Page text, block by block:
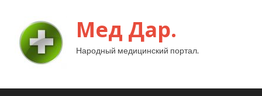
Мед Дар.
Народный медицинский портал.